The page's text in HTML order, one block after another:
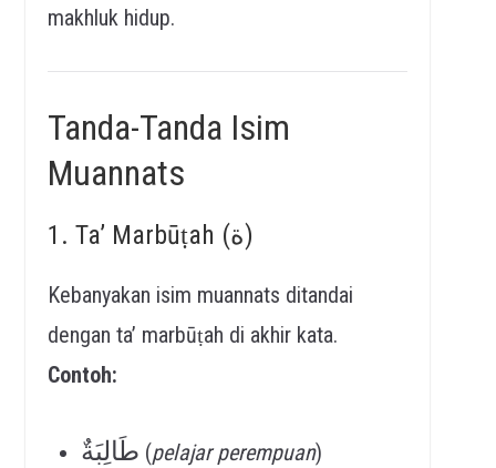
makhluk hidup.
Tanda-Tanda Isim
Muannats
1. Ta’ Marbūṭah (ة)
Kebanyakan isim muannats ditandai
dengan ta’ marbūṭah di akhir kata.
Contoh:
طَالِبَةٌ (pelajar perempuan)